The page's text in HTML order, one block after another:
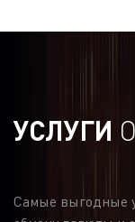
УСЛУГИ
Самые выгодные